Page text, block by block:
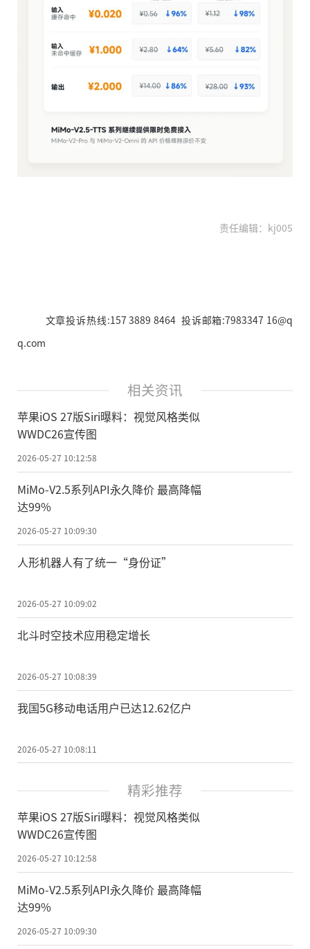
责任编辑：kj005
文章投诉热线:157 3889 8464 投诉邮箱:7983347 16@q
q.com
相关资讯
苹果iOS 27版Siri曝料：视觉风格类似
WWDC26宣传图
2026-05-27 10:12:58
MiMo-V2.5系列API永久降价 最高降幅
达99%
2026-05-27 10:09:30
人形机器人有了统一“身份证”
2026-05-27 10:09:02
北斗时空技术应用稳定增长
2026-05-27 10:08:39
我国5G移动电话用户已达12.62亿户
2026-05-27 10:08:11
精彩推荐
苹果iOS 27版Siri曝料：视觉风格类似
WWDC26宣传图
2026-05-27 10:12:58
MiMo-V2.5系列API永久降价 最高降幅
达99%
2026-05-27 10:09:30